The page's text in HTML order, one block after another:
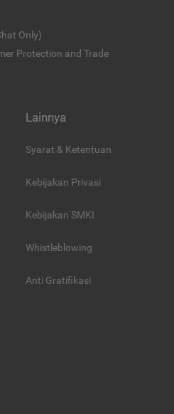
Only)
Protection and Trade
Lainnya
Syarat & Ketentuan
Kebijakan Privasi
Kebijakan SMKI
Whistleblowing
Anti Gratifikasi